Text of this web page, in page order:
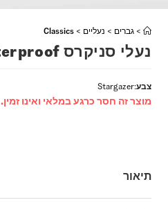
> גברים > נעליים >
Classics
נעלי סניקרס Mte Sk8-Hi Waterproof
צבע:
Stargazer
מוצר זה חסר כרגע במלאי ואינו זמין.
תיאור